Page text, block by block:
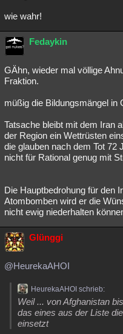
wie wahr!
Fedaykin
GÄhn, wieder mal völlige
Fraktion.
müßig die Bildungsmängel in
Tatsache bleibt mit dem Iran
der Region ein Wettrüsten
die glauben nach dem Tot 72
nicht für Rational genug mit
Die Hauptbedrohung für den
Atombomben wird er die
nicht ewig niederhalten
Glünggi
@HeurekaAHOI
HeurekaAHOI schrieb:
Weil ... von Afghanistan
das eines aus der Liste
einsetzt